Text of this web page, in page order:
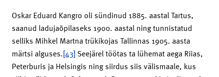
Oskar Eduard Kangro oli sündinud 1885. aastal Tartus,
saanud ladujaõpilaseks 1900. aastal ning tunnistatud
selliks Mihkel Martna trükikojas Tallinnas 1905. aasta
märtsi alguses.[43] Seejärel töötas ta lühemat aega Riias,
Peterburis ja Helsingis ning siirdus siis välismaale, kus